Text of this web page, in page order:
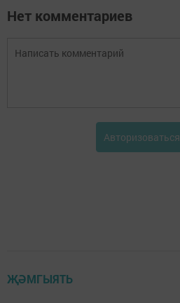
Нет комментариев
Авторизоваться
ҖӘМГЫЯТЬ